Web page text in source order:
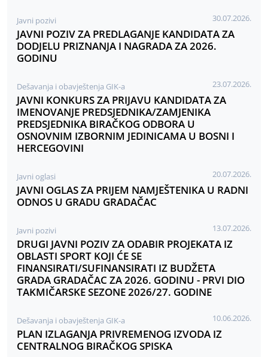
Javni pozivi 30.07.2026.
JAVNI POZIV ZA PREDLAGANJE KANDIDATA ZA
DODJELU PRIZNANJA I NAGRADA ZA 2026.
GODINU
Dešavanja i obavještenja GIK-a 23.07.2026.
JAVNI KONKURS ZA PRIJAVU KANDIDATA ZA
IMENOVANJE PREDSJEDNIKA/ZAMJENIKA
PREDSJEDNIKA BIRAČKOG ODBORA U
OSNOVNIM IZBORNIM JEDINICAMA U BOSNI I
HERCEGOVINI
Javni oglasi 20.07.2026.
JAVNI OGLAS ZA PRIJEM NAMJEŠTENIKA U RADNI
ODNOS U GRADU GRADAČAC
Javni pozivi 13.07.2026.
DRUGI JAVNI POZIV ZA ODABIR PROJEKATA IZ
OBLASTI SPORT KOJI ĆE SE
FINANSIRATI/SUFINANSIRATI IZ BUDŽETA
GRADA GRADAČAC ZA 2026. GODINU - PRVI DIO
TAKMIČARSKE SEZONE 2026/27. GODINE
Dešavanja i obavještenja GIK-a 10.06.2026.
PLAN IZLAGANJA PRIVREMENOG IZVODA IZ
CENTRALNOG BIRAČKOG SPISKA